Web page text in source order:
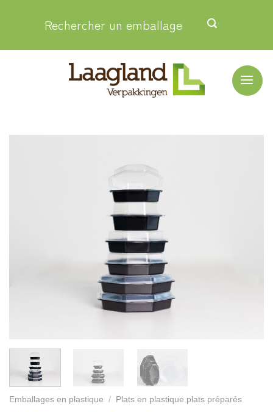
Rechercher un emballage
Emballages en plastique / Plats en plastique plats préparés